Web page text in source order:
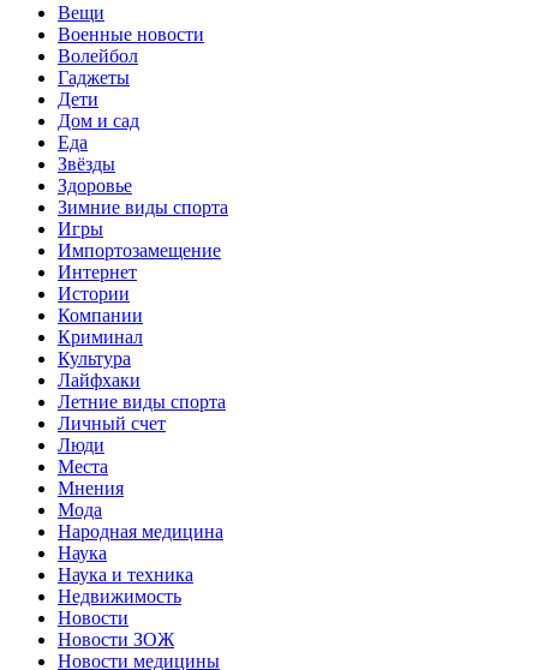
Вещи
Военные новости
Волейбол
Гаджеты
Дети
Дом и сад
Еда
Звёзды
Здоровье
Зимние виды спорта
Игры
Импортозамещение
Интернет
Истории
Компании
Криминал
Культура
Лайфхаки
Летние виды спорта
Личный счет
Люди
Места
Мнения
Мода
Народная медицина
Наука
Наука и техника
Недвижимость
Новости
Новости ЗОЖ
Новости медицины